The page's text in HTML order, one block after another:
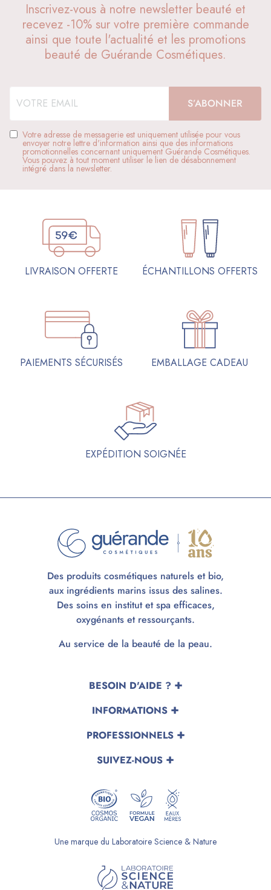
Inscrivez-vous à notre newsletter beauté et
recevez -10% sur votre première commande
ainsi que toute l'actualité et les promotions
beauté de Guérande Cosmétiques.
Votre adresse de messagerie est uniquement utilisée pour vous
envoyer notre lettre d'information ainsi que des informations
promotionnelles concernant uniquement Guérande Cosmétiques.
Vous pouvez à tout moment utiliser le lien de désabonnement
intégré dans la newsletter.
LIVRAISON OFFERTE ÉCHANTILLONS OFFERTS
PAIEMENTS SÉCURISÉS EMBALLAGE CADEAU
EXPÉDITION SOIGNÉE
Des produits cosmétiques naturels et bio,
aux ingrédients marins issus des salines.
Des soins en institut et spa efficaces,
oxygénants et ressourçants.
Au service de la beauté de la peau.
BESOIN D'AIDE ?
INFORMATIONS
PROFESSIONNELS
SUIVEZ-NOUS
Une marque du Laboratoire Science & Nature